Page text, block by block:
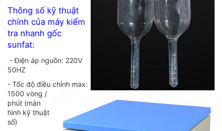
Thông số kỹ thuật
chính của máy kiểm
tra nhanh gốc
sunfat:
- Điện áp nguồn: 220V
50HZ
- Tốc độ điều chỉnh max:
1500 vòng /
phút (màn
hình kỹ thuật
số)